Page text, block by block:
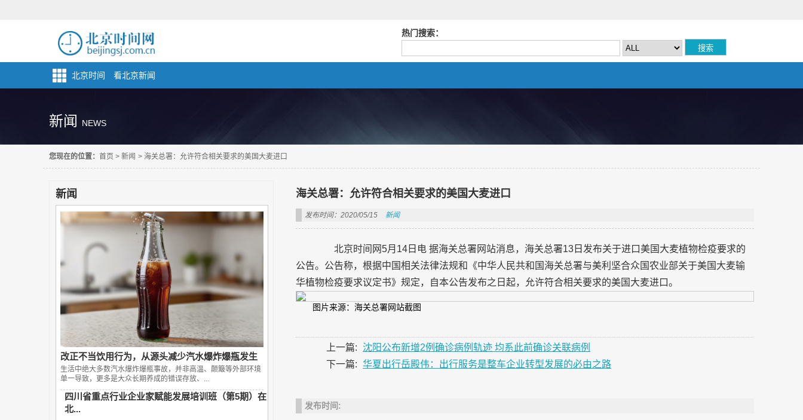
热门搜索：
北京时间 看北京新闻
新闻 NEWS
您现在的位置： 首页 > 新闻 > 海关总署：允许符合相关要求的美国大麦进口
新闻
改正不当饮用行为，从源头减少汽水爆炸爆瓶发生
生活中绝大多数汽水爆炸爆瓶事故，并非高温、颠簸等外部环境
单一导致，更多是大众长期养成的错误存放、...
四川省重点行业企业家赋能发展培训班（第5期）在
北...
海关总署：允许符合相关要求的美国大麦进口
发布时间：2020/05/15 新闻
北京时间网5月14日电 据海关总署网站消息，海关总署13日发布关于进口美国大麦植物检疫要求的
公告。公告称，根据中国相关法律法规和《中华人民共和国海关总署与美利坚合众国农业部关于美国大麦输
华植物检疫要求议定书》规定，自本公告发布之日起，允许符合相关要求的美国大麦进口。
图片来源：海关总署网站截图
上一篇:
沈阳公布新增2例确诊病例轨迹 均系此前确诊关联病例
下一篇: 华夏出行岳殿伟：出行服务是整车企业转型发展的必由之路
发布时间: